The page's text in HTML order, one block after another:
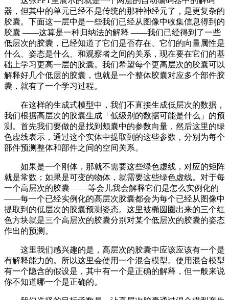
器，但其中的单元已经不是传统的那种神经元了，是更复杂的
胶囊。下面这一层中是一些我们已经从图像中收集信息得到的
胶囊 ——这算是一种归纳法的解释 ——我们已经得到了一些
低层次的胶囊，已经知道了它们是否存在、它们的向量属性是
什么、姿态是什么、和观察者之间的关系，现在要在它们的基
础上学习更高一层的胶囊。我们希望每个更高层次的胶囊可以
解释好几个低层的胶囊，也就是一个整体胶囊对应多个部件胶
囊，就有了一个学习过程。
在这样的生成式模型中，我们不直接生成低层次的数据，
我们根据高层次的胶囊生成「低级别的数据可能是什么」的预
测。首先我们要做的是找到颊囊中的参数向量，然后这里的绿
色虚线表示，通过这个实体中提取到的这些参数，分别为每个
部件预测整体和部件之间的空间关系。
如果是一个刚体，那就不需要这些绿色虚线，对应的矩阵
就是常数；如果是可变的物体，就需要这些绿色虚线。对于每
一个高层次的胶囊 ——等会儿我会解释它们是怎么实例化的
——每一个已经实例化的高层次胶囊都会为每个已经从图像中
提取到的低层次的胶囊预测姿态。这里被椭圆圈出来的三个红
色方块就是三个高层次的胶囊分别对某个低层次的胶囊的姿态
作出的预测。
这里我们感兴趣的是，高层次的胶囊中应该应该有一个是
有解释能力的。所以这里会使用一个混合模型。使用混合模型
有一个隐含的假设是，其中有一个是正确的解释，但一般来说
你不知道哪一个是正确的。